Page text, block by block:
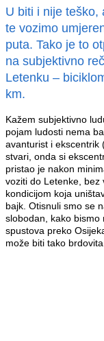
U biti i nije teško,
te vozimo
puta. Tako je to
na subjektivno
Letenku –
km.
Kažem subjektivno
pojam ludosti nema
avanturist i ekscentrik
stvari, onda si
pristao je nakon
voziti do Letenke, bez
kondicijom koja
bajk. Otisnuli smo se
slobodan, kako bismo
spustova preko
može biti tako brdovita.